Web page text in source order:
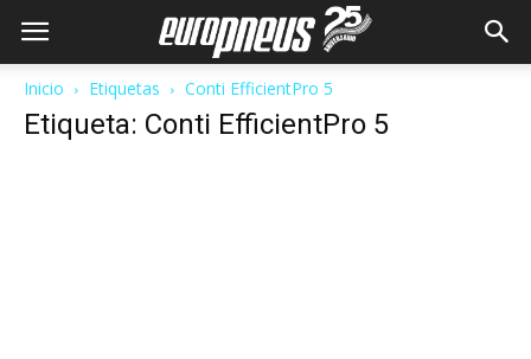
Inicio Etiquetas Conti EfficientPro 5
Etiqueta: Conti EfficientPro 5